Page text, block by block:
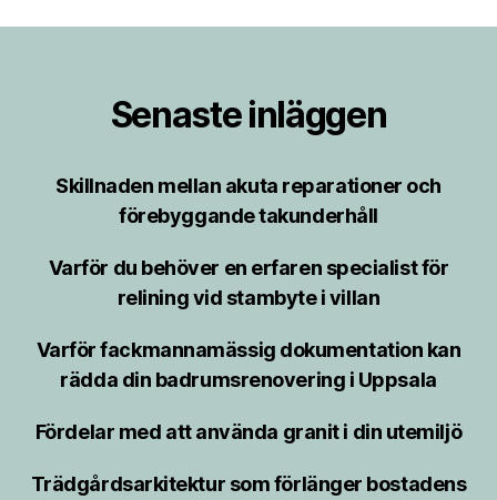
Senaste inläggen
Skillnaden mellan akuta reparationer och
förebyggande takunderhåll
Varför du behöver en erfaren specialist för
relining vid stambyte i villan
Varför fackmannamässig dokumentation kan
rädda din badrumsrenovering i Uppsala
Fördelar med att använda granit i din utemiljö
Trädgårdsarkitektur som förlänger bostadens